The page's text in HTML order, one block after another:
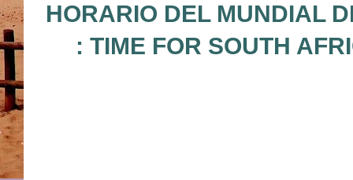
HORARIO DEL MUNDIAL
: TIME FOR SOUTH